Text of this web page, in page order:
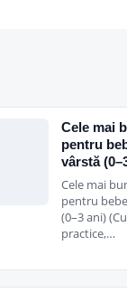
Cele mai
pentru
vârstă
Cele mai
pentru
(0–3 ani)
practice,…